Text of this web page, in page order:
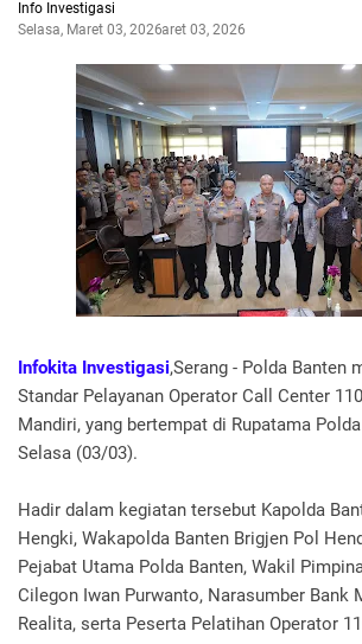
Info Investigasi
Selasa, Maret 03, 2026Maret 03, 2026
Infokita Investigasi,Serang - Polda Banten
Standar Pelayanan Operator Call Center
Mandiri, yang bertempat di Rupatama
Selasa (03/03).
Hadir dalam kegiatan tersebut Kapolda
Hengki, Wakapolda Banten Brigjen Pol
Pejabat Utama Polda Banten, Wakil
Cilegon Iwan Purwanto, Narasumber Bank
Realita, serta Peserta Pelatihan Operator